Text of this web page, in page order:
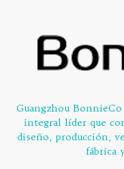
Guangzhou
integral líder que
diseño, producción,
fábrica